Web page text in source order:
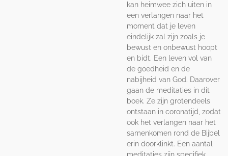
kan heimwee zich uiten in
een verlangen naar het
moment dat je leven
eindelijk zal zijn zoals je
bewust en onbewust hoopt
en bidt. Een leven vol van
de goedheid en de
nabijheid van God. Daarover
gaan de meditaties in dit
boek. Ze zijn grotendeels
ontstaan in coronatijd, zodat
ook het verlangen naar het
samenkomen rond de Bijbel
erin doorklinkt. Een aantal
meditaties zijn specifiek